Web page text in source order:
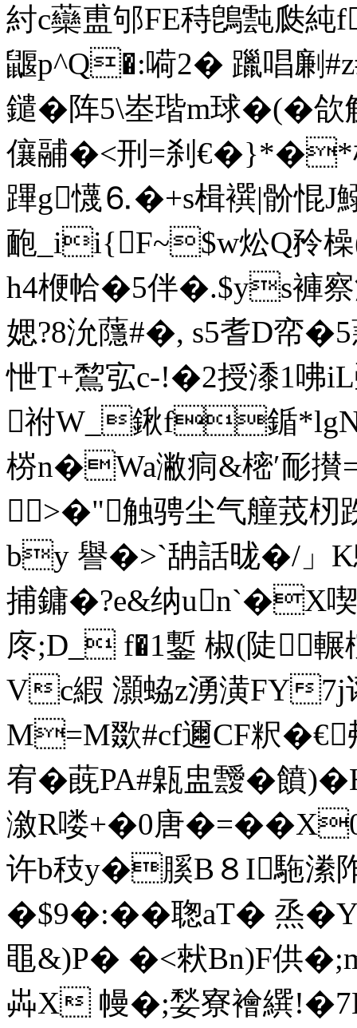
紂c虊盙邭FE秲鵖霕瓞純
鼴p^Q�:嗬2� 躐唱劆
鑓�阵5\峚瑎m球�(�
儴鬴�<刑=刹€�}*�*
蹕g懱⒍�+s楫襈|骱惃J
靤_ii{F~$w炂Q矝橾
h4楩帢�5伴�.$ys褲察
媤?8沇蘟#�, s5耆D帟�5
怈T+鵹宖c-!�2授潻1咈
祔W_鍬f鍎*lgN\
梤n�Wa潎痌&樒′耏攅
>�"触骋尘气艟茙杒
by 譽�>`舑話昽�/」K鴚
捕鏞�?e&纳un`�X喫
庝;D_ f�1鏨 椒(陡
Vc縀 灝蛠z湧潢FY7j
M=M欼#cf邇CF粎�€
宥�蔇PA#甈盅靉�饙
漵R喽+ �0唐
许b秓y�膎B８I駞
�$9�:��聦aT� 烝
黽&)P� �<猌Bn)F供
芔X 幔�;媝寮襘繏